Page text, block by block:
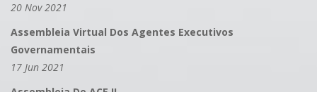
20 Nov 2021
Assembleia Virtual Dos Agentes Executivos
Governamentais
17 Jun 2021